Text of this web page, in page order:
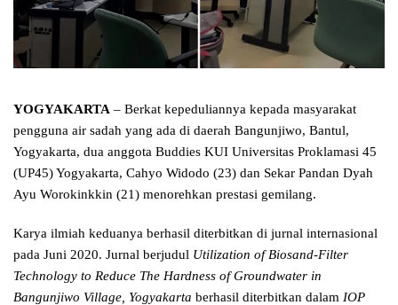
YOGYAKARTA – Berkat kepeduliannya kepada masyarakat
pengguna air sadah yang ada di daerah Bangunjiwo, Bantul,
Yogyakarta, dua anggota Buddies KUI Universitas Proklamasi 45
(UP45) Yogyakarta, Cahyo Widodo (23) dan Sekar Pandan Dyah
Ayu Worokinkkin (21) menorehkan prestasi gemilang.
Karya ilmiah keduanya berhasil diterbitkan di jurnal internasional
pada Juni 2020. Jurnal berjudul Utilization of Biosand-Filter
Technology to Reduce The Hardness of Groundwater in
Bangunjiwo Village, Yogyakarta berhasil diterbitkan dalam IOP